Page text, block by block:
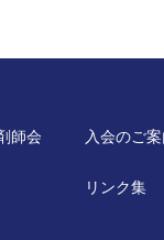
師会
入会のご
リンク集